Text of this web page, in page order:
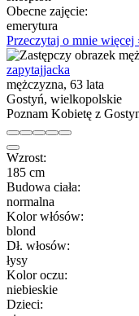
Obecne zajęcie:
emerytura
Przeczytaj o mnie więcej
zapytajjacka
mężczyzna, 63 lata
Gostyń, wielkopolskie
Poznam Kobietę z
Wzrost:
185 cm
Budowa ciała:
normalna
Kolor włósów:
blond
Dł. włosów:
łysy
Kolor oczu:
niebieskie
Dzieci: